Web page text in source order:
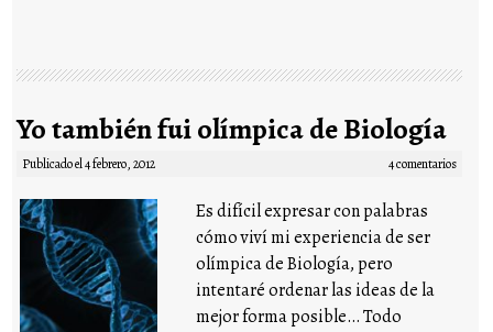
Yo también fui olímpica de Biología
Publicado el4 febrero, 2012 4 comentarios
Es difícil expresar con palabras
cómo viví mi experiencia de ser
olímpica de Biología, pero
intentaré ordenar las ideas de la
mejor forma posible… Todo